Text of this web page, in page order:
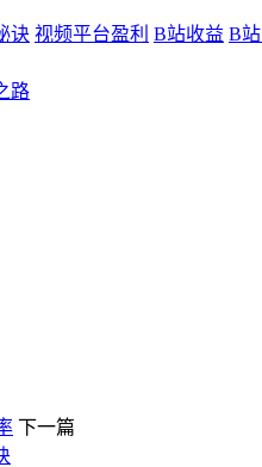
诀 视频平台盈利 B站收益 B
路
下一篇